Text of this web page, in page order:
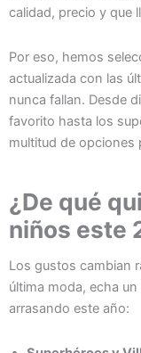
calidad, precio y que
Por eso, hemos
actualizada con las
nunca fallan. Desde
favorito hasta los
multitud de opciones
¿De qué
niños este
Los gustos cambian
última moda, echa
arrasando este año: